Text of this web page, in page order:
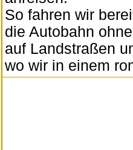
So fahren wir
die Autobahn
auf Landstraßen
wo wir in einem